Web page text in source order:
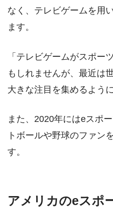
なく、テレビゲームを用
ます。
「テレビゲームがスポー
もしれませんが、最近は
大きな注目を集めるよう
また、2020年にはeスポ
トボールや野球のファン
す。
アメリカのeスポ